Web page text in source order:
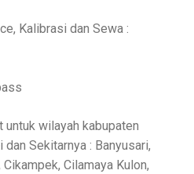
Kalibrasi dan Sewa :
untuk wilayah kabupaten
dan Sekitarnya : Banyusari,
Cikampek, Cilamaya Kulon,